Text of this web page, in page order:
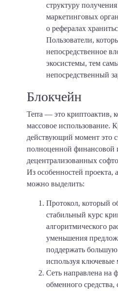
структуру
маркетинговых
о рефералах
Пользователи,
непосредственное
экосистемы, тем
непосредственный
Блокчейн
Terra — это криптоактив,
массовое использование.
действующий момент это
полноценной финансовой
децентрализованных
Из особенностей проекта,
можно выделить:
Протокол, который
стабильный курс
алгоритмического
уменьшения
поддержать
используя
Сеть направлена на
обменного средства,